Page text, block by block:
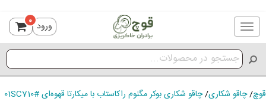
Toggle
navigation
ورود 0
قوچ/چاقو شکاری/چاقو شکاری بوکر مگنوم راکاستاب با میکارتا قهوه‌ای #01SC710